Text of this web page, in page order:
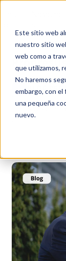
Este sitio web
nuestro sitio
web como a
que utilizamos,
No haremos
embargo, con
una pequeña
nuevo.
BLOG